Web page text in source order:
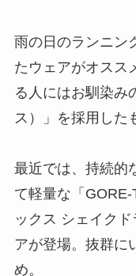
雨の日のランニン
たウェアがオスス
る人にはお馴染み
ス）」を採用した
最近では、持続的
て軽量な「
ックス シェイク
アが登場。抜群に
め。